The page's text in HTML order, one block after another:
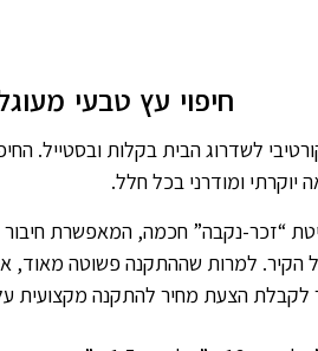
חיפוי עץ טבעי
לשדרוג הבית בקלות ובסטייל.
יוקרתי ומודרני בכל חלל.
“זכר-נקבה” חכמה, המאפשרת חיבור
הקיר. למרות שההתקנה פשוטה מאוד,
לקבלת הצעת מחיר להתקנה מקצועית